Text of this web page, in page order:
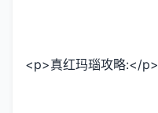
<p>真红玛瑙攻略:</p>